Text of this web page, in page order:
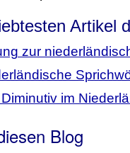
Artikel
zur
im
Blog